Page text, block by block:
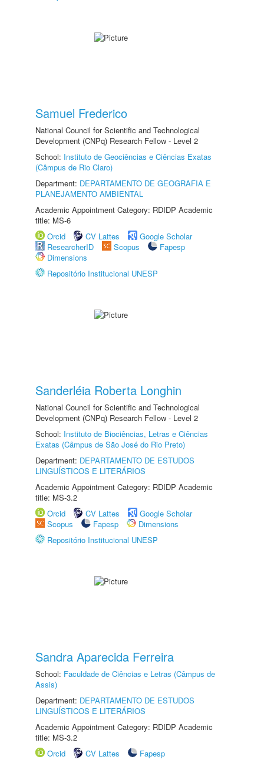
Samuel Frederico
National Council for Scientific and Technological
Development (CNPq) Research Fellow - Level 2
School: Instituto de Geociências e Ciências Exatas
(Câmpus de Rio Claro)
Department: DEPARTAMENTO DE GEOGRAFIA E
PLANEJAMENTO AMBIENTAL
Academic Appointment Category: RDIDP Academic
title: MS-6
Orcid
CV Lattes
Google Scholar
ResearcherID
Scopus
Fapesp
Dimensions
Repositório Institucional UNESP
Sanderléia Roberta Longhin
National Council for Scientific and Technological
Development (CNPq) Research Fellow - Level 2
School: Instituto de Biociências, Letras e Ciências
Exatas (Câmpus de São José do Rio Preto)
Department: DEPARTAMENTO DE ESTUDOS
LINGUÍSTICOS E LITERÁRIOS
Academic Appointment Category: RDIDP Academic
title: MS-3.2
Orcid
CV Lattes
Google Scholar
Scopus
Fapesp
Dimensions
Repositório Institucional UNESP
Sandra Aparecida Ferreira
School: Faculdade de Ciências e Letras (Câmpus de
Assis)
Department: DEPARTAMENTO DE ESTUDOS
LINGUÍSTICOS E LITERÁRIOS
Academic Appointment Category: RDIDP Academic
title: MS-3.2
Orcid
CV Lattes
Fapesp